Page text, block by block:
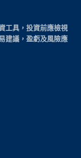
工具，投資前應檢視
建議，盈虧及風險應